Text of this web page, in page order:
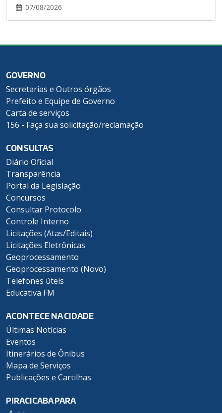
07/08/2026
GOVERNO
Secretarias e Outros órgãos
Prefeito e Equipe de Governo
Carta de serviços
156 - Faça sua solicitação/reclamação
CONSULTAS
Diário Oficial
Transparência
Portal da Legislação
Concursos
Consultar Protocolo
Controle Interno
Licitações (Atas/Editais)
Licitações Eletrônicas
Geoprocessamento
Geoprocessamento (Novo)
Telefones úteis
Educativa FM
ACONTECE NA CIDADE
Últimas Notícias
Eventos
Itinerários de Ônibus
Mapa de Serviços
Publicações e Cartilhas
PIRACICABA PARA